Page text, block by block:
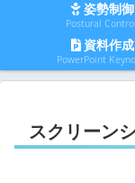
姿勢制御
Postural Control
資料作成
PowerPoint
スクリーン